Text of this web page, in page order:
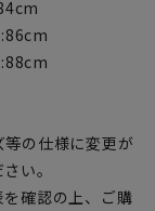
の仕様に変更が
い。
確認の上、ご購